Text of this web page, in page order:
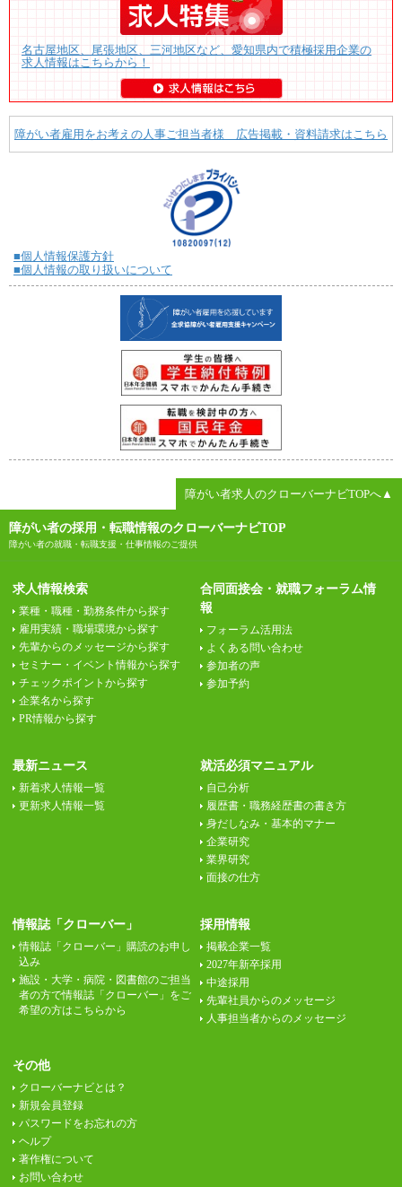
名古屋地区、尾張地区、三河地区など、愛知県内で積極採用企業の
求人情報はこちらから！
障がい者雇用をお考えの人事ご担当者様 広告掲載・資料請求はこちら
■個人情報保護方針
■個人情報の取り扱いについて
障がい者求人のクローバーナビTOPへ▲
障がい者の採用・転職情報のクローバーナビTOP
障がい者の就職・転職支援・仕事情報のご提供
求人情報検索
業種・職種・勤務条件から探す
雇用実績・職場環境から探す
先輩からのメッセージから探す
セミナー・イベント情報から探す
チェックポイントから探す
企業名から探す
PR情報から探す
合同面接会・就職フォーラム情
報
フォーラム活用法
よくある問い合わせ
参加者の声
参加予約
最新ニュース
新着求人情報一覧
更新求人情報一覧
就活必須マニュアル
自己分析
履歴書・職務経歴書の書き方
身だしなみ・基本的マナー
企業研究
業界研究
面接の仕方
情報誌「クローバー」
情報誌「クローバー」購読のお申し
込み
施設・大学・病院・図書館のご担当
者の方で情報誌「クローバー」をご
希望の方はこちらから
採用情報
掲載企業一覧
2027年新卒採用
中途採用
先輩社員からのメッセージ
人事担当者からのメッセージ
その他
クローバーナビとは？
新規会員登録
パスワードをお忘れの方
ヘルプ
著作権について
お問い合わせ